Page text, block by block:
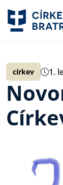
církev 1.